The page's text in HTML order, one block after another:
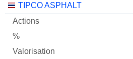
TIPCO ASPHALT